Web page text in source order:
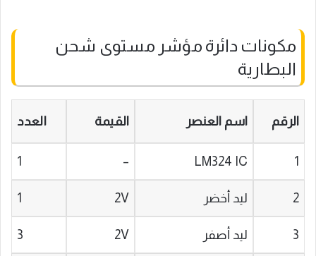
مكونات دائرة مؤشر مستوى شحن
البطارية
الرقم اسم العنصر القيمة العدد
1
LM324 IC
–
1
2 ليد أخضر 2V
1
3 ليد أصفر 2V
3